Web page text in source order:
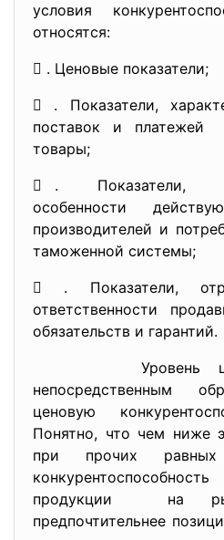
условия
относятся:
 . Ценовые показатели;
 . Показатели,
поставок и
товары;
 . Показатели,
особенности
производителей и
таможенной системы;
 . Показатели,
ответственности
обязательств и гарантий.
Уровень цены
непосредственным
ценовую
Понятно, что чем ниже
при прочих
продукции на
предпочтительнее